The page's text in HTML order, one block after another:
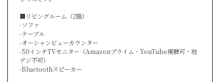
■リビングルーム（2階）
-ソファ
-テーブル
-オーシャンビューカウンター
-50インチTVモニター（Amazonプライム・YouTube視聴可・地
デジ不可）
-Bluetoothスピーカー